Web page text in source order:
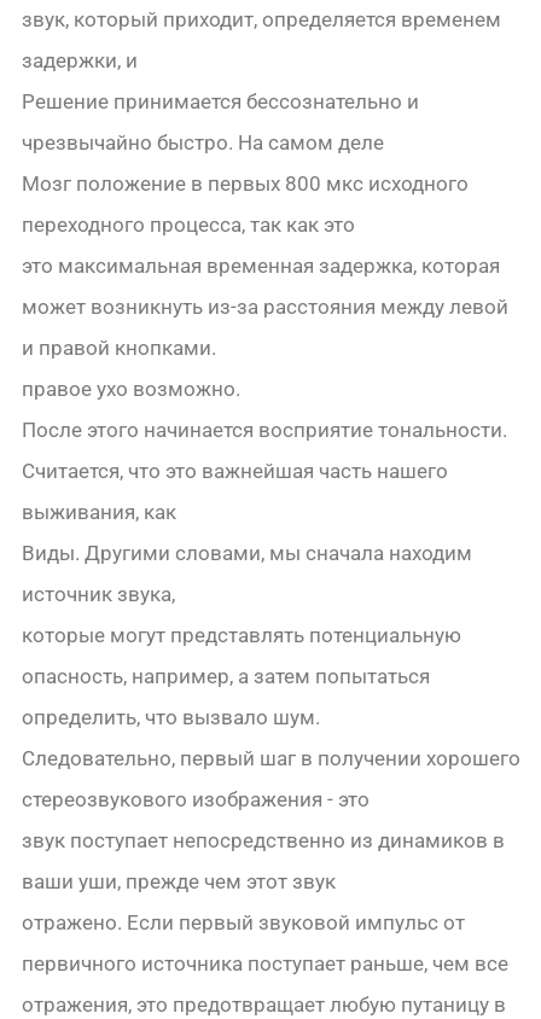
звук, который приходит, определяется временем
задержки, и
Решение принимается бессознательно и
чрезвычайно быстро. На самом деле
Мозг положение в первых 800 мкс исходного
переходного процесса, так как это
это максимальная временная задержка, которая
может возникнуть из-за расстояния между левой
и правой кнопками.
правое ухо возможно.
После этого начинается восприятие тональности.
Считается, что это важнейшая часть нашего
выживания, как
Виды. Другими словами, мы сначала находим
источник звука,
которые могут представлять потенциальную
опасность, например, а затем попытаться
определить, что вызвало шум.
Следовательно, первый шаг в получении хорошего
стереозвукового изображения - это
звук поступает непосредственно из динамиков в
ваши уши, прежде чем этот звук
отражено. Если первый звуковой импульс от
первичного источника поступает раньше, чем все
отражения, это предотвращает любую путаницу в